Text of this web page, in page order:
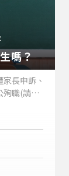
嗎？
長申訴、
殉職(請見